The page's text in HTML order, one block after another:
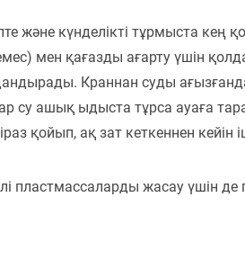
және күнделікті тұрмыста
мен қағазды ағарту үшін
Краннан суды ағызғанда
су ашық ыдыста тұрса ауаға
қойып, ақ зат кеткеннен кейін
пластмассаларды жасау үшін